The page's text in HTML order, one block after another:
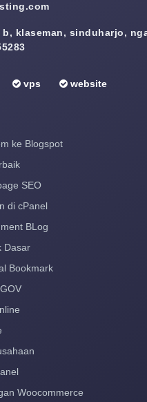
b, klaseman, sinduharjo,
vps website
ke Blogspot
SEO
di cPanel
BLog
Dasar
Bookmark
Woocommerce